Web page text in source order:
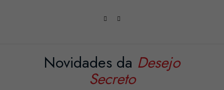
Novidades da Desejo
Secreto